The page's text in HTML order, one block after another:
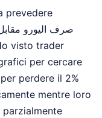
prevedere
visto trader
per cercare
perdere il 2%
mentre loro